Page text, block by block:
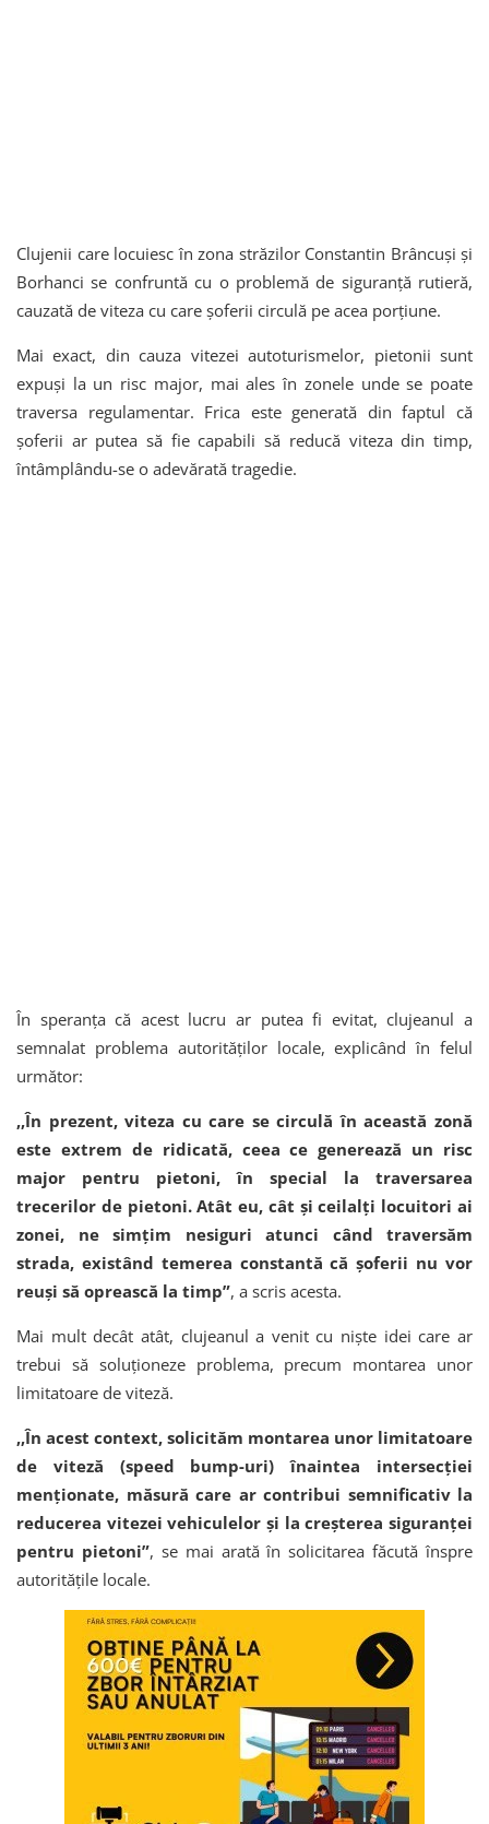
Clujenii care locuiesc în zona străzilor Constantin Brâncuși și
Borhanci se confruntă cu o problemă de siguranță rutieră,
cauzată de viteza cu care șoferii circulă pe acea porțiune.
Mai exact, din cauza vitezei autoturismelor, pietonii sunt
expuși la un risc major, mai ales în zonele unde se poate
traversa regulamentar. Frica este generată din faptul că
șoferii ar putea să fie capabili să reducă viteza din timp,
întâmplându-se o adevărată tragedie.
În speranța că acest lucru ar putea fi evitat, clujeanul a
semnalat problema autorităților locale, explicând în felul
următor:
,,În prezent, viteza cu care se circulă în această zonă
este extrem de ridicată, ceea ce generează un risc
major pentru pietoni, în special la traversarea
trecerilor de pietoni. Atât eu, cât și ceilalți locuitori ai
zonei, ne simțim nesiguri atunci când traversăm
strada, existând temerea constantă că șoferii nu vor
reuși să oprească la timp”, a scris acesta.
Mai mult decât atât, clujeanul a venit cu niște idei care ar
trebui să soluționeze problema, precum montarea unor
limitatoare de viteză.
,,În acest context, solicităm montarea unor limitatoare
de viteză (speed bump-uri) înaintea intersecției
menționate, măsură care ar contribui semnificativ la
reducerea vitezei vehiculelor și la creșterea siguranței
pentru pietoni”, se mai arată în solicitarea făcută înspre
autoritățile locale.